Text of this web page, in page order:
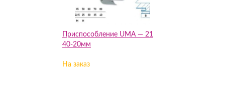
Приспособление UMA — 21
40-20мм
На заказ